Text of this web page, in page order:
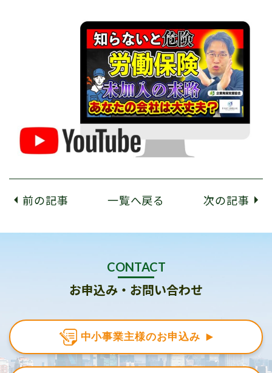
前の記事 一覧へ戻る 次の記事
CONTACT
お申込み・お問い合わせ
中小事業主様のお申込み